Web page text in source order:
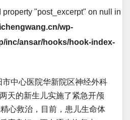
property "post_excerpt" on null in
wp-
inc/ansar/hooks/hook-index-
中心医院华新院区神经外科
天的新生儿实施了紧急开颅
心救治，目前，患儿生命体